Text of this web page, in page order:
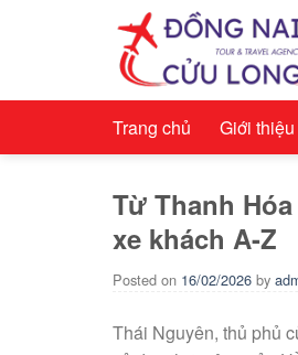
Trang chủ Giới thiệu
Từ Thanh
xe khách A-Z
Posted on 16/02/2026 by
Thái Nguyên, thủ phủ